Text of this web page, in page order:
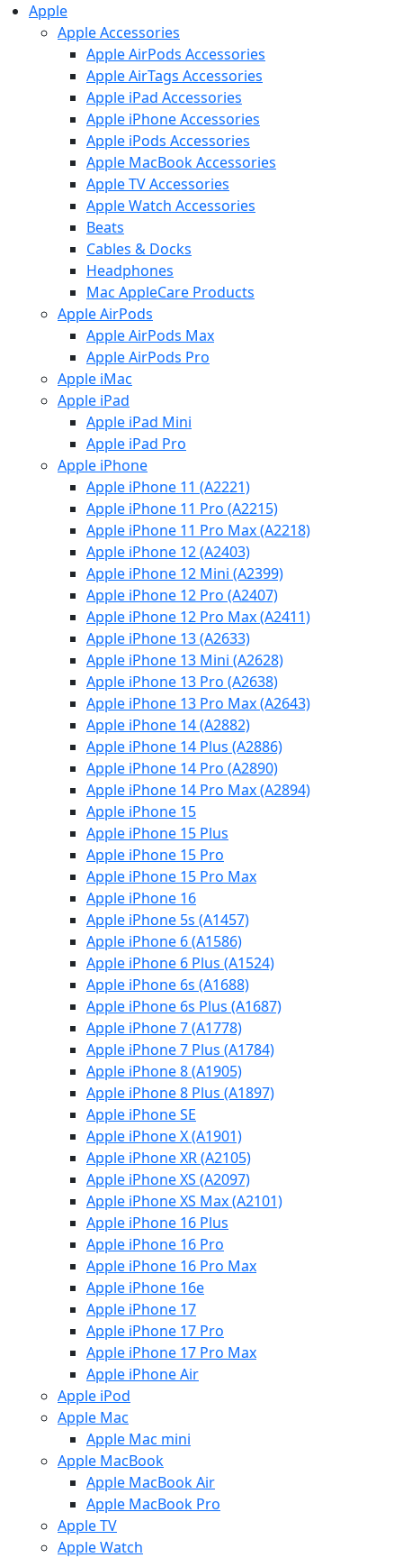
Apple
Apple Accessories
Apple AirPods Accessories
Apple AirTags Accessories
Apple iPad Accessories
Apple iPhone Accessories
Apple iPods Accessories
Apple MacBook Accessories
Apple TV Accessories
Apple Watch Accessories
Beats
Cables & Docks
Headphones
Mac AppleCare Products
Apple AirPods
Apple AirPods Max
Apple AirPods Pro
Apple iMac
Apple iPad
Apple iPad Mini
Apple iPad Pro
Apple iPhone
Apple iPhone 11 (A2221)
Apple iPhone 11 Pro (A2215)
Apple iPhone 11 Pro Max (A2218)
Apple iPhone 12 (A2403)
Apple iPhone 12 Mini (A2399)
Apple iPhone 12 Pro (A2407)
Apple iPhone 12 Pro Max (A2411)
Apple iPhone 13 (A2633)
Apple iPhone 13 Mini (A2628)
Apple iPhone 13 Pro (A2638)
Apple iPhone 13 Pro Max (A2643)
Apple iPhone 14 (A2882)
Apple iPhone 14 Plus (A2886)
Apple iPhone 14 Pro (A2890)
Apple iPhone 14 Pro Max (A2894)
Apple iPhone 15
Apple iPhone 15 Plus
Apple iPhone 15 Pro
Apple iPhone 15 Pro Max
Apple iPhone 16
Apple iPhone 5s (A1457)
Apple iPhone 6 (A1586)
Apple iPhone 6 Plus (A1524)
Apple iPhone 6s (A1688)
Apple iPhone 6s Plus (A1687)
Apple iPhone 7 (A1778)
Apple iPhone 7 Plus (A1784)
Apple iPhone 8 (A1905)
Apple iPhone 8 Plus (A1897)
Apple iPhone SE
Apple iPhone X (A1901)
Apple iPhone XR (A2105)
Apple iPhone XS (A2097)
Apple iPhone XS Max (A2101)
Apple iPhone 16 Plus
Apple iPhone 16 Pro
Apple iPhone 16 Pro Max
Apple iPhone 16e
Apple iPhone 17
Apple iPhone 17 Pro
Apple iPhone 17 Pro Max
Apple iPhone Air
Apple iPod
Apple Mac
Apple Mac mini
Apple MacBook
Apple MacBook Air
Apple MacBook Pro
Apple TV
Apple Watch